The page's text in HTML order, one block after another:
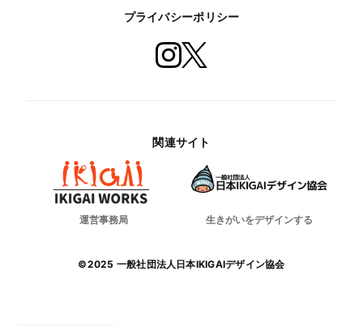
プライバシーポリシー
関連サイト
運営事務局 生きがいをデザインする
©2025 一般社団法人日本IKIGAIデザイン協会